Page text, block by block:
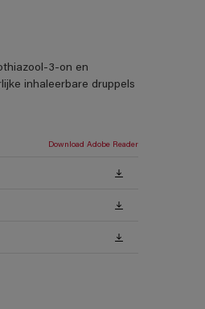
3-on en
inhaleerbare druppels
Download Adobe Reader